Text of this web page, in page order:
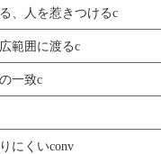
、人を惹きつけるc
範囲に渡るc
一致c
にくいconv